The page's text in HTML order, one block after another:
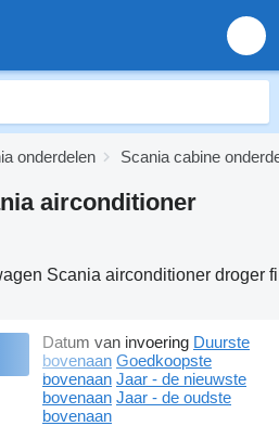
onderdelen Scania cabine
airconditioner
Scania airconditioner droger
Datum van invoering Duurste
bovenaan Goedkoopste
bovenaan Jaar - de nieuwste
bovenaan Jaar - de oudste
bovenaan